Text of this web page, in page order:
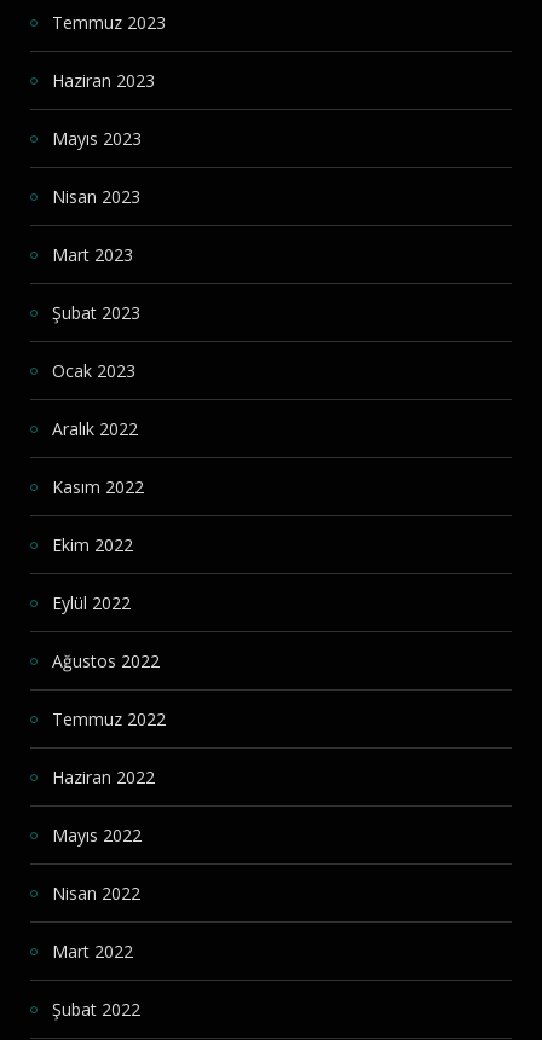
Temmuz 2023
Haziran 2023
Mayıs 2023
Nisan 2023
Mart 2023
Şubat 2023
Ocak 2023
Aralık 2022
Kasım 2022
Ekim 2022
Eylül 2022
Ağustos 2022
Temmuz 2022
Haziran 2022
Mayıs 2022
Nisan 2022
Mart 2022
Şubat 2022